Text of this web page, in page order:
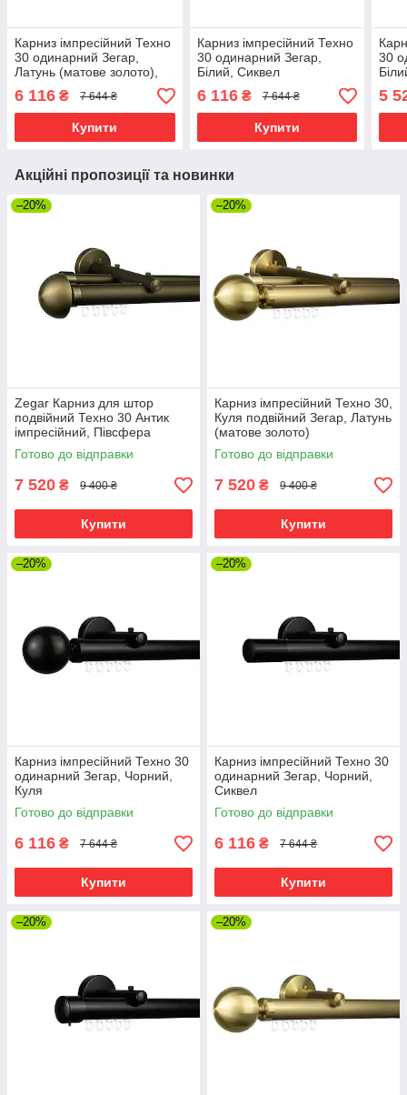
Карниз імпресійний Техно
30 одинарний Зегар,
Латунь (матове золото),
6 116 ₴ 7 644 ₴
Купити
Карниз імпресійний Техно
30 одинарний Зегар,
Білий, Сиквел
6 116₴ 7 644 ₴
Купити
30
5
Акційні пропозиції та новинки
–20%
Zegar Карниз для штор
подвійний Техно 30 Антик
імпресійний, Півсфера
Готово до відправки
7 520 ₴ 9 400 ₴
Купити
–20%
Карниз імпресійний Техно 30,
Куля подвійний Зегар, Латунь
(матове золото)
Готово до відправки
7 520 ₴ 9 400 ₴
Купити
–20%
Карниз імпресійний Техно 30
одинарний Зегар, Чорний,
Куля
Готово до відправки
6 116 ₴ 7 644 ₴
Купити
–20%
Карниз імпресійний Техно 30
одинарний Зегар, Чорний,
Сиквел
Готово до відправки
6 116 ₴ 7 644 ₴
Купити
–20% –20%